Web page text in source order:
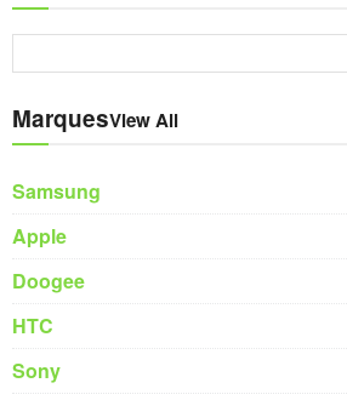
MarquesView All
Samsung
Apple
Doogee
HTC
Sony